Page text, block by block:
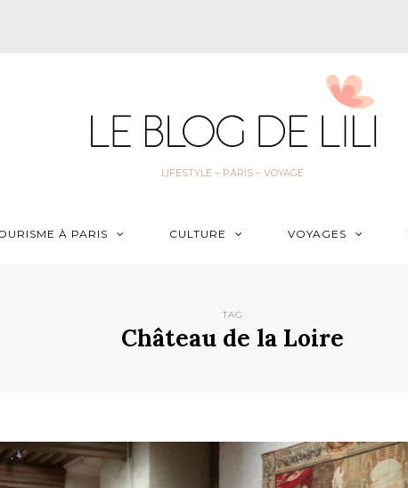
LIFESTYLE – PARIS – VOYAGE
À PARIS CULTURE VOYAGES
TAG
Château de la Loire